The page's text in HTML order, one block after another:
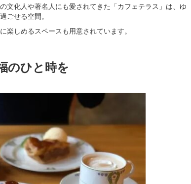
文化人や著名人にも愛されてきた「カフェテラス」は、ゆ
ごせる空間。
しめるスペースも用意されています。
のひと時を